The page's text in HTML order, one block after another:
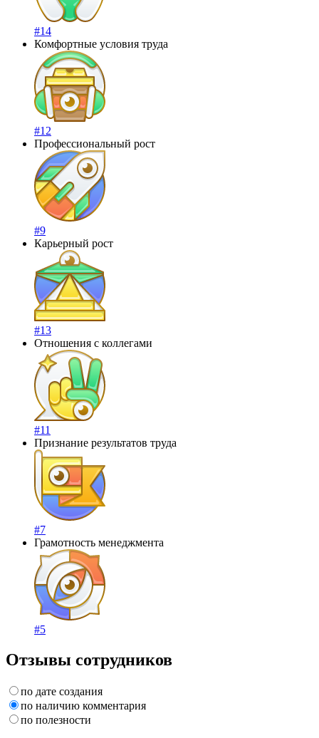
#14
Комфортные условия труда
#12
Профессиональный рост
#9
Карьерный рост
#13
Отношения с коллегами
#11
Признание результатов труда
#7
Грамотность менеджмента
#5
Отзывы сотрудников
по дате создания
по наличию комментария
по полезности